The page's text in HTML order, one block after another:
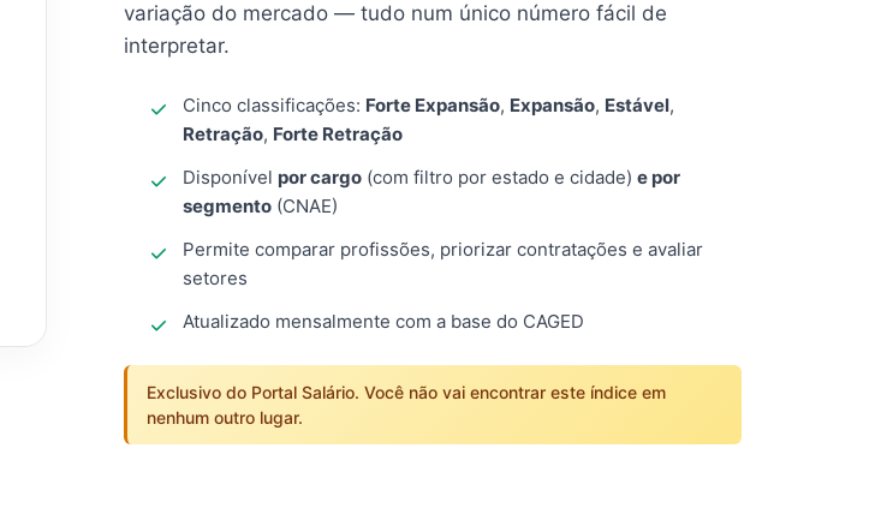
variação do mercado — tudo num único número fácil de
interpretar.
Cinco classificações: Forte Expansão, Expansão, Estável,
Retração, Forte Retração
Disponível por cargo (com filtro por estado e cidade) e por
segmento (CNAE)
Permite comparar profissões, priorizar contratações e avaliar
setores
Atualizado mensalmente com a base do CAGED
Exclusivo do Portal Salário. Você não vai encontrar este índice em
nenhum outro lugar.